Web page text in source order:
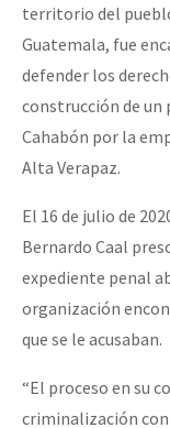
territorio del pueblo
Guatemala, fue
defender los
construcción de
Cahabón por la
Alta Verapaz.
El 16 de julio de
Bernardo Caal
expediente penal
organización
que se le acusaban.
“El proceso en su
criminalización